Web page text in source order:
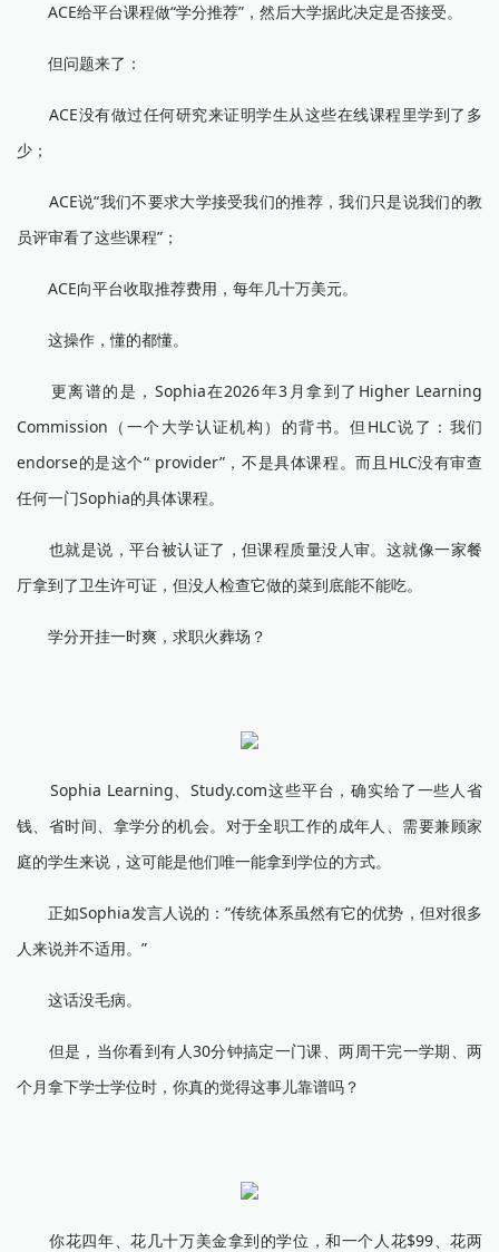
ACE给平台课程做“学分推荐”，然后大学据此决定是否接受。
但问题来了：
ACE没有做过任何研究来证明学生从这些在线课程里学到了多
少；
ACE说“我们不要求大学接受我们的推荐，我们只是说我们的教
员评审看了这些课程”；
ACE向平台收取推荐费用，每年几十万美元。
这操作，懂的都懂。
更离谱的是，Sophia在2026年3月拿到了Higher Learning
Commission（一个大学认证机构）的背书。但HLC说了：我们
endorse的是这个“ provider”，不是具体课程。而且HLC没有审查
任何一门Sophia的具体课程。
也就是说，平台被认证了，但课程质量没人审。这就像一家餐
厅拿到了卫生许可证，但没人检查它做的菜到底能不能吃。
学分开挂一时爽，求职火葬场？
Sophia Learning、Study.com这些平台，确实给了一些人省
钱、省时间、拿学分的机会。对于全职工作的成年人、需要兼顾家
庭的学生来说，这可能是他们唯一能拿到学位的方式。
正如Sophia发言人说的：“传统体系虽然有它的优势，但对很多
人来说并不适用。”
这话没毛病。
但是，当你看到有人30分钟搞定一门课、两周干完一学期、两
个月拿下学士学位时，你真的觉得这事儿靠谱吗？
你花四年、花几十万美金拿到的学位，和一个人花$99、花两